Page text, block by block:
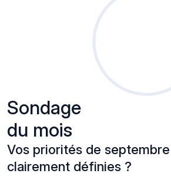
Sondage
du mois
Vos priorités de
clairement définies ?